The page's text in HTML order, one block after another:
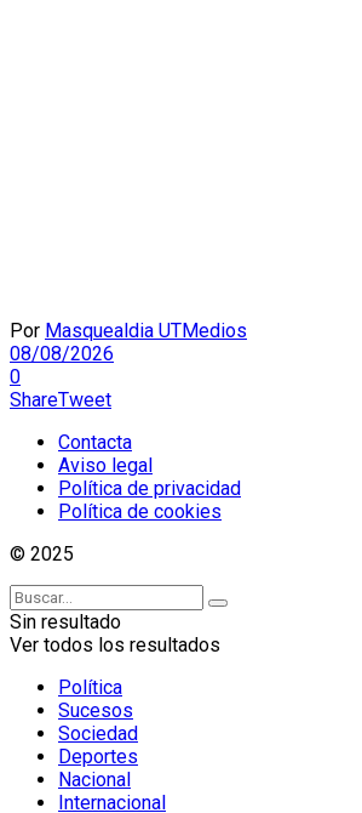
Por Masquealdia UTMedios
08/08/2026
0
ShareTweet
Contacta
Aviso legal
Política de privacidad
Política de cookies
© 2025
Sin resultado
Ver todos los resultados
Política
Sucesos
Sociedad
Deportes
Nacional
Internacional